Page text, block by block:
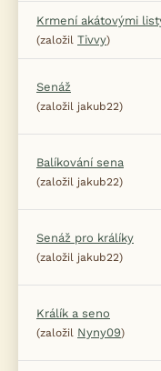
Krmení akátovými
(založil Tivvy)
Senáž
(založil jakub22)
Balíkování sena
(založil jakub22)
Senáž pro králíky
(založil jakub22)
Králík a seno
(založil Nyny09)